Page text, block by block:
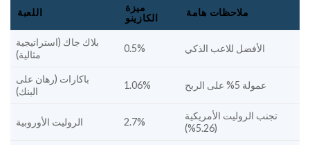
اللعبة
ميزة
الكازينو
ملاحظات هامة
بلاك جاك (استراتيجية
مثالية)
0.5% الأفضل للاعب الذكي
باكارات (رهان على
البنك)
1.06% عمولة 5% على الربح
الروليت الأوروبية 2.7%
تجنب الروليت الأمريكية
(5.26%)